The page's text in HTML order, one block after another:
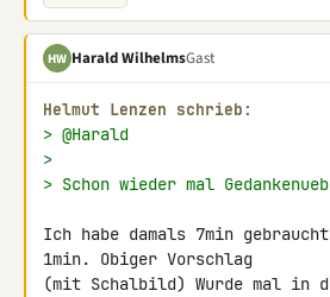
HW Harald WilhelmsGast
Helmut Lenzen schrieb:
> @Harald
>
> Schon wieder mal
Ich habe damals 7min
1min. Obiger Vorschlag
(mit Schalbild) Wurde mal in